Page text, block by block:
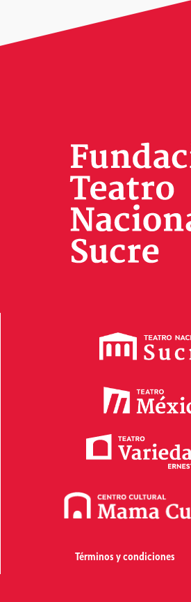
Términos y condiciones